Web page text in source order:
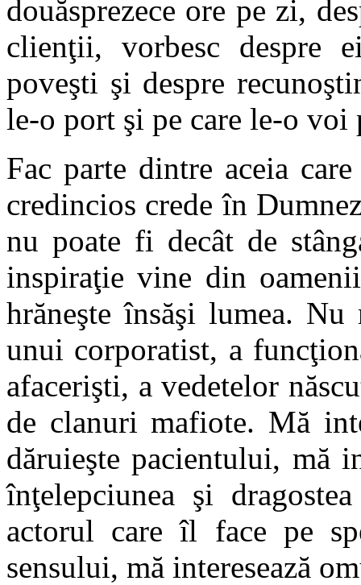
douăsprezece ore pe zi,
clienţii, vorbesc despre
poveşti şi despre
le-o port şi pe care le-o
Fac parte dintre aceia
credincios crede în
nu poate fi decât de
inspiraţie vine din
hrăneşte însăşi lumea.
unui corporatist, a
afacerişti, a vedetelor
de clanuri mafiote. Mă
dăruieşte pacientului, mă
înţelepciunea şi
actorul care îl face pe
sensului, mă interesează